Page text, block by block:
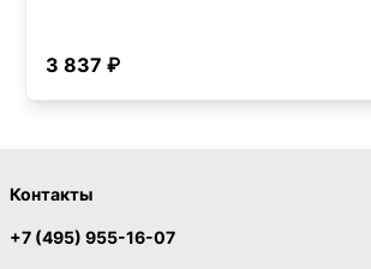
3 837 ₽
Контакты
+7 (495) 955-16-07